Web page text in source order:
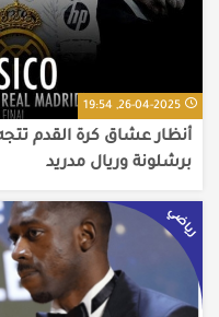
26-04-2025, 19:54
أنظار عشاق كرة القدم
برشلونة وريال مدريد
رياضي